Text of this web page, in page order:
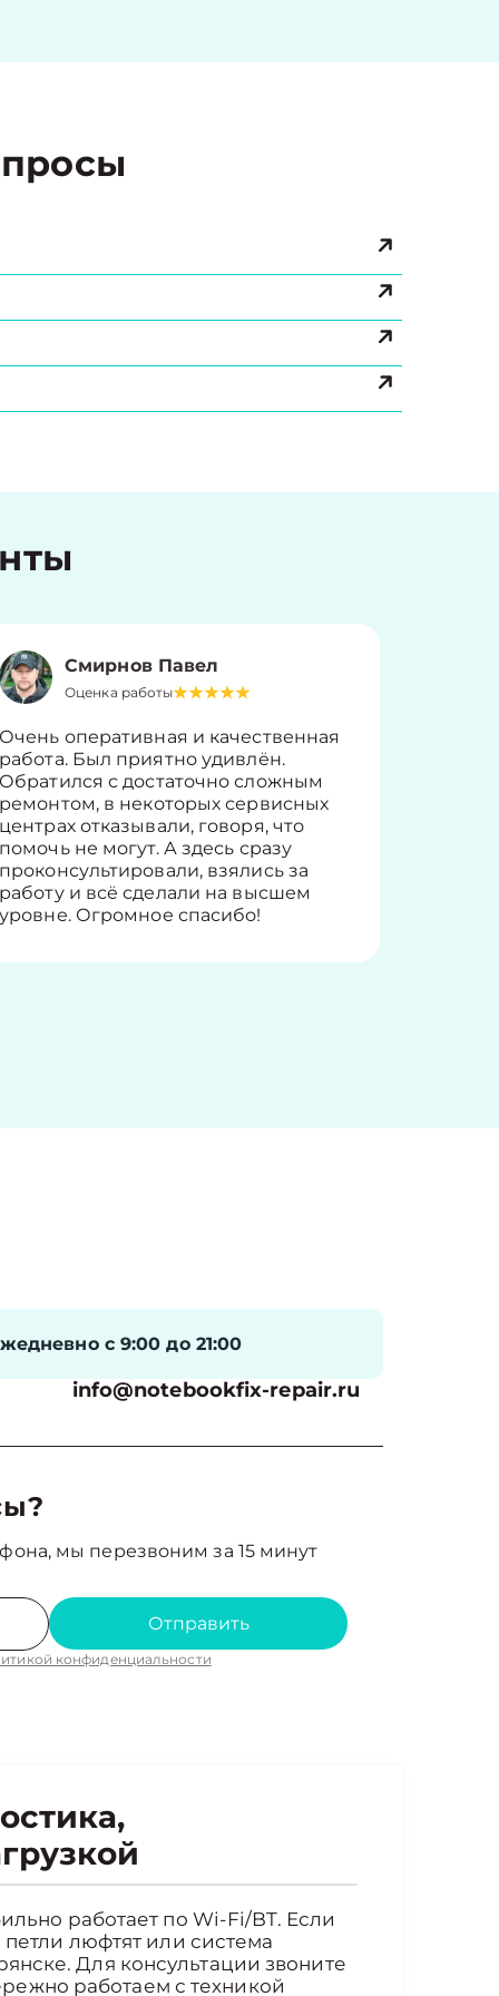
Смирнов Павел
Оценка работы
Очень оперативная и качественная
работа. Был приятно удивлён.
Обратился с достаточно сложным
ремонтом, в некоторых сервисных
центрах отказывали, говоря, что
помочь не могут. А здесь сразу
проконсультировали, взялись за
работу и всё сделали на высшем
уровне. Огромное спасибо!
с 9:00 до 21:00
info@notebookfix-repair.ru
мы перезвоним за 15 минут
Отправить
конфиденциальности
работает по Wi-Fi/BT. Если
петли люфтят или система
Для консультации звоните
работаем с техникой